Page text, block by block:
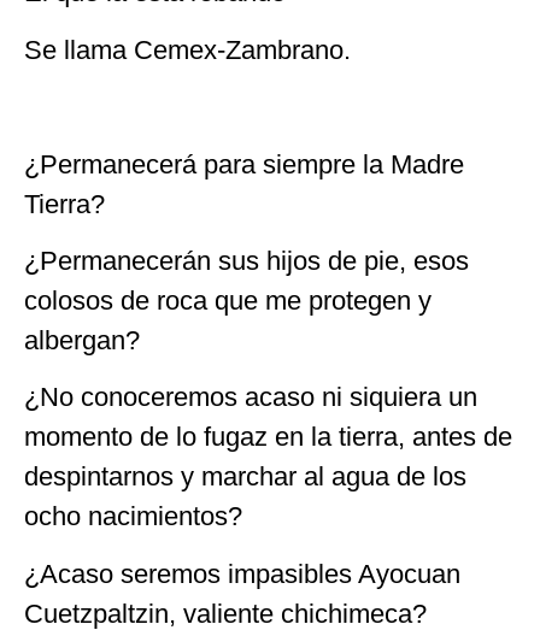
Se llama Cemex-Zambrano.
¿Permanecerá para siempre la Madre
Tierra?
¿Permanecerán sus hijos de pie, esos
colosos de roca que me protegen y
albergan?
¿No conoceremos acaso ni siquiera un
momento de lo fugaz en la tierra, antes de
despintarnos y marchar al agua de los
ocho nacimientos?
¿Acaso seremos impasibles Ayocuan
Cuetzpaltzin, valiente chichimeca?